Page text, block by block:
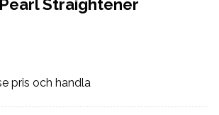
Straightener
pris och handla